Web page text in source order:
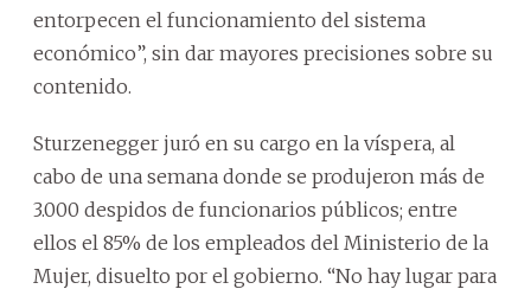
entorpecen el funcionamiento del sistema
económico”, sin dar mayores precisiones sobre su
contenido.
Sturzenegger juró en su cargo en la víspera, al
cabo de una semana donde se produjeron más de
3.000 despidos de funcionarios públicos; entre
ellos el 85% de los empleados del Ministerio de la
Mujer, disuelto por el gobierno. “No hay lugar para